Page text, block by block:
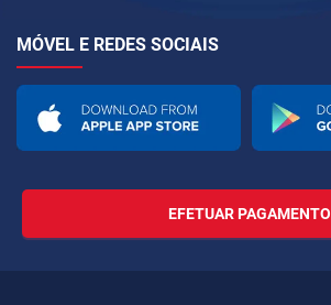
MÓVEL E REDES SOCIAIS
EFETUAR PAGAMENTO